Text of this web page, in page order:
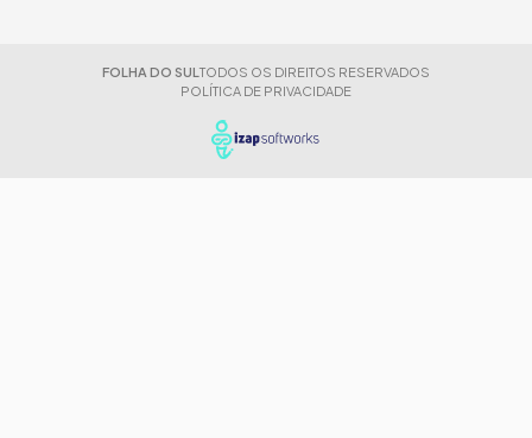
FOLHA DO SUL TODOS OS DIREITOS RESERVADOS
POLÍTICA DE PRIVACIDADE